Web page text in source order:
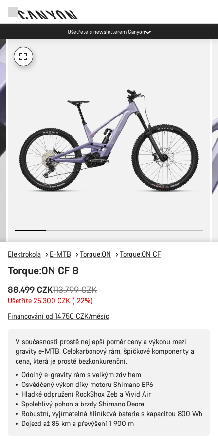
Ušetřete s newsletterem Canyon
Elektrokola E-MTB Torque:ON Torque:ON CF
Torque:ON CF 8
88.499 CZK
Původní
cena
113.799 CZK
Ušetříte 25.300 CZK (-22%)
Financování od 14.750 CZK/měsíc
V současnosti prostě nejlepší poměr ceny a výkonu mezi
gravity e-MTB. Celokarbonový rám, špičkové komponenty a
cena, která je prostě bezkonkurenční.
Odolný e-gravity rám s velkým zdvihem
Osvědčený výkon díky motoru Shimano EP6
Hladké odpružení RockShox Zeb a Vivid Air
Spolehlivý pohon a brzdy Shimano Deore
Robustní, vyjímatelná hliníková baterie s kapacitou 800 Wh
Dojezd až 85 km a převýšení 1 900 m